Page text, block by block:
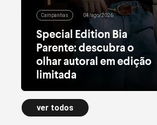
Campanhas 04/ago/2026
Special Edition Bia
Parente: descubra o
olhar autoral em edição
limitada
Alfaiataria leve, tule estampado, pied
de poule e acessórios com pedras
naturais dão forma à nova Special
Edition
ver todos